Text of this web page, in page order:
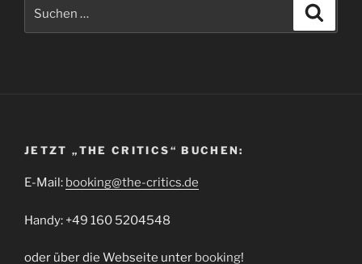
JETZT „THE CRITICS“ BUCHEN:
E-Mail: booking@the-critics.de
Handy: +49 160 5204548
oder über die Webseite unter booking!